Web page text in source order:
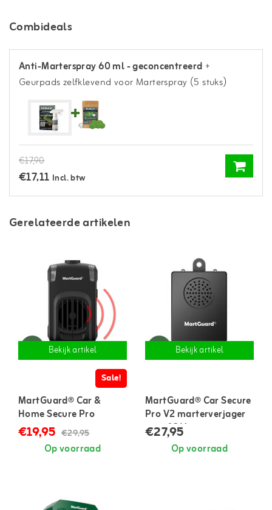
Combideals
Anti-Marterspray 60 ml - geconcentreerd+
Geurpads zelfklevend voor Marterspray (5 stuks)
€17,90
€17,11 Incl. btw
Gerelateerde artikelen
Bekijk artikel
Sale!
MartGuard® Car &
Home Secure Pro
marterverjager voor in
auto en huis
€19,95 €29,95
Op voorraad
Bekijk artikel
MartGuard® Car Secure
Pro V2 marterverjager
auto 12 V
€27,95
Op voorraad